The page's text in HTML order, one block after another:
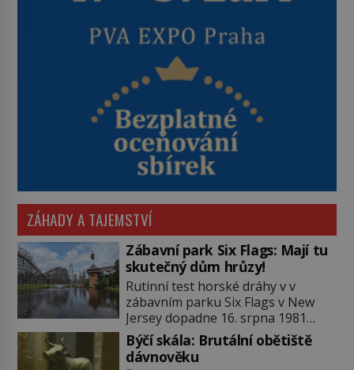
ZÁHADY A TAJEMSTVÍ
Zábavní park Six Flags: Mají tu
skutečný dům hrůzy!
Rutinní test horské dráhy v v
zábavním parku Six Flags v New
Jersey dopadne 16. srpna 1981
katastrofou. 20letý technik Scott
Tyler se zřítí na zem! Zranění jsou
neslučitelná se životem. „Nepoužil
Býčí skála: Brutální obětiště
dávnověku